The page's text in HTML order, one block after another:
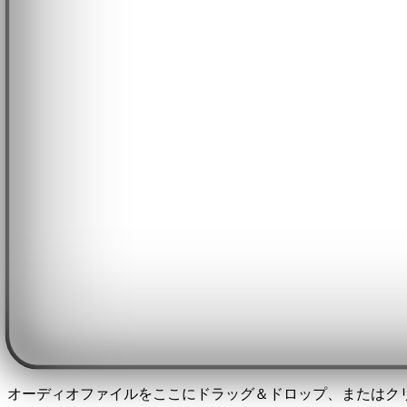
オーディオファイルをここにドラッグ＆ドロップ、またはク